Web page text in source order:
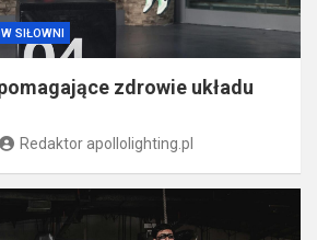
SIŁOWNI
zdrowie układu
Redaktor apollolighting.pl